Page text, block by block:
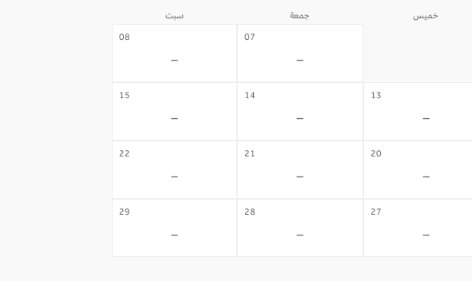
خميس جمعة سبت
07
-
08
-
13
-
14
-
15
-
20
-
21
-
22
-
27
-
28
-
29
-